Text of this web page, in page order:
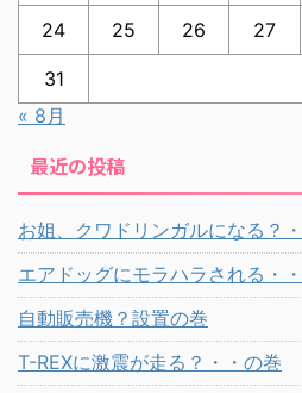
24 25 26 27
31
« 8月
最近の投稿
お姐、クワドリンガルになる？
エアドッグにモラハラされる・
自動販売機？設置の巻
T-REXに激震が走る？・・の巻